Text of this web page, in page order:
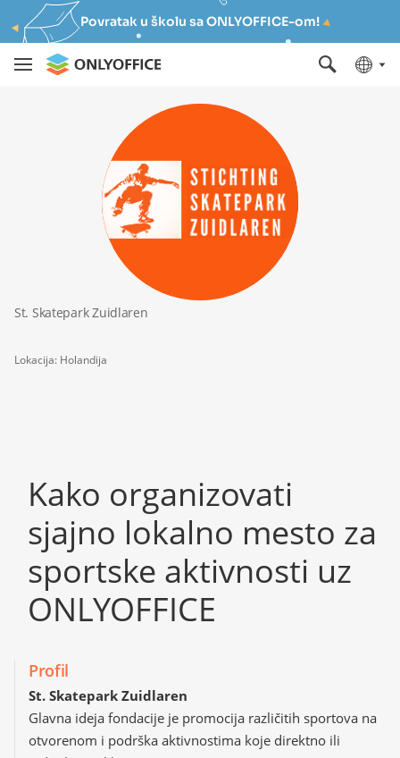
Povratak u školu sa ONLYOFFICE-om!
Kako organizovati
sjajno lokalno mesto za
sportske aktivnosti uz
ONLYOFFICE
Profil
St. Skatepark Zuidlaren
Glavna ideja fondacije je promocija različitih sportova na
otvorenom i podrška aktivnostima koje direktno ili
St. Skatepark Zuidlaren
Lokacija: Holandija